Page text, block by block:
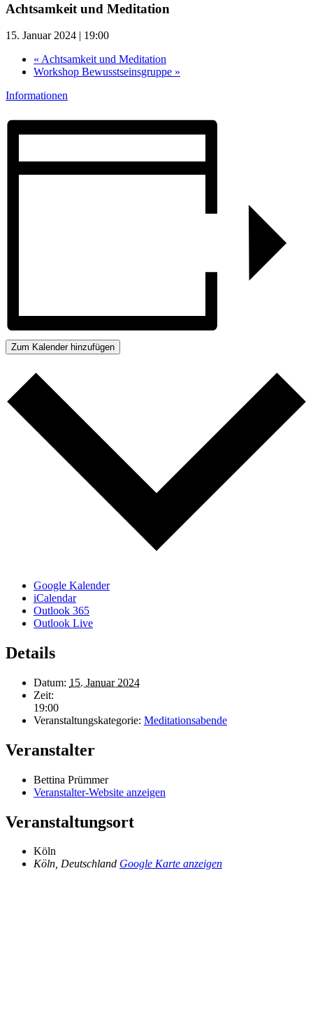
Achtsamkeit und Meditation
15. Januar 2024 | 19:00
« Achtsamkeit und Meditation
Workshop Bewusstseinsgruppe »
Informationen
Zum Kalender hinzufügen
Google Kalender
iCalendar
Outlook 365
Outlook Live
Details
Datum: 15. Januar 2024
Zeit:
19:00
Veranstaltungskategorie: Meditationsabende
Veranstalter
Bettina Prümmer
Veranstalter-Website anzeigen
Veranstaltungsort
Köln
Köln, Deutschland Google Karte anzeigen